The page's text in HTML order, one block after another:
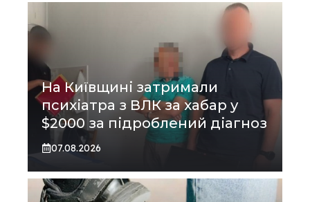
На Київщині затримали
психіатра з ВЛК за хабар у
$2000 за підроблений діагноз
07.08.2026